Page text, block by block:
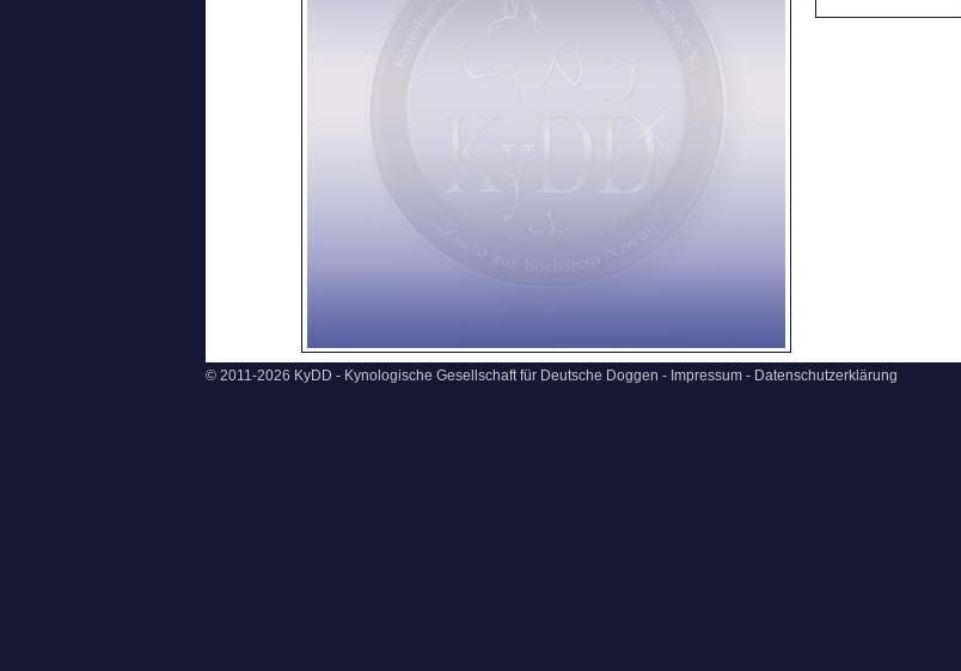
© 2011-2026 KyDD - Kynologische Gesellschaft für Deutsche Doggen - Impressum - Datenschutzerklärung